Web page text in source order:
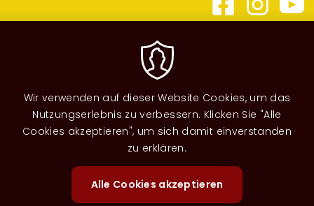
Image
Wir verwenden auf dieser Website Cookies, um das
Nutzungserlebnis zu verbessern. Klicken Sie "Alle
Cookies akzeptieren", um sich damit einverstanden
zu erklären.
Alle Cookies akzeptieren